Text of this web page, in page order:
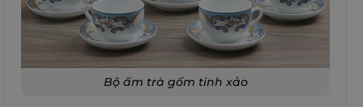
Bộ ấm trà gốm tinh xảo